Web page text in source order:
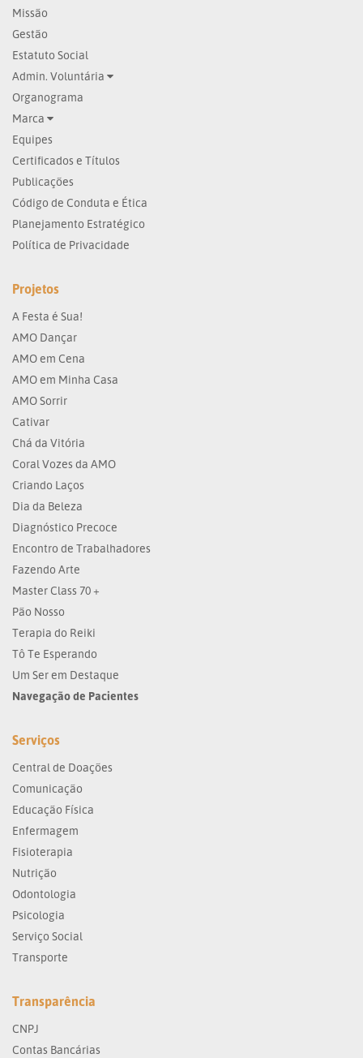
Missão
Gestão
Estatuto Social
Admin. Voluntária
Organograma
Marca
Equipes
Certificados e Títulos
Publicações
Código de Conduta e Ética
Planejamento Estratégico
Política de Privacidade
Projetos
A Festa é Sua!
AMO Dançar
AMO em Cena
AMO em Minha Casa
AMO Sorrir
Cativar
Chá da Vitória
Coral Vozes da AMO
Criando Laços
Dia da Beleza
Diagnóstico Precoce
Encontro de Trabalhadores
Fazendo Arte
Master Class 70 +
Pão Nosso
Terapia do Reiki
Tô Te Esperando
Um Ser em Destaque
Navegação de Pacientes
Serviços
Central de Doações
Comunicação
Educação Física
Enfermagem
Fisioterapia
Nutrição
Odontologia
Psicologia
Serviço Social
Transporte
Transparência
CNPJ
Contas Bancárias